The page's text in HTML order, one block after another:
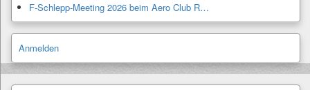
F-Schlepp-Meeting 2026 beim Aero Club R…
Anmelden